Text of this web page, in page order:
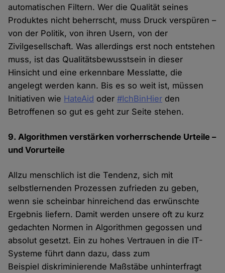
automatischen Filtern. Wer die Qualität seines
Produktes nicht beherrscht, muss Druck verspüren –
von der Politik, von ihren Usern, von der
Zivilgesellschaft. Was allerdings erst noch entstehen
muss, ist das Qualitätsbewusstsein in dieser
Hinsicht und eine erkennbare Messlatte, die
angelegt werden kann. Bis es so weit ist, müssen
Initiativen wie HateAid oder#IchBinHier den
Betroffenen so gut es geht zur Seite stehen.
9. Algorithmen verstärken vorherrschende Urteile –
und Vorurteile
Allzu menschlich ist die Tendenz, sich mit
selbstlernenden Prozessen zufrieden zu geben,
wenn sie scheinbar hinreichend das erwünschte
Ergebnis liefern. Damit werden unsere oft zu kurz
gedachten Normen in Algorithmen gegossen und
absolut gesetzt. Ein zu hohes Vertrauen in die IT-
Systeme führt dann dazu, dass zum
Beispiel diskriminierende Maßstäbe unhinterfragt